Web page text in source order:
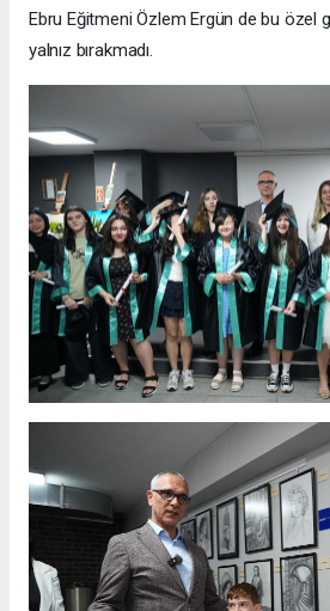
Ebru Eğitmeni Özlem Ergün de bu özel
yalnız bırakmadı.